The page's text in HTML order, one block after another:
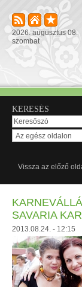
2026. augusztus 08.
szombat
KERESÉS
Vissza az előző
SAVARIA
2013.08.24. - 12:15